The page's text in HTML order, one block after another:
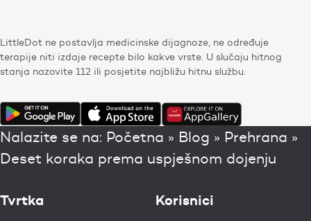
LittleDot ne postavlja medicinske dijagnoze, ne određuje
terapije niti izdaje recepte bilo kakve vrste. U slučaju hitnog
stanja nazovite 112 ili posjetite najbližu hitnu službu.
Nalazite se na: Početna » Blog » Prehrana »
Deset koraka prema uspješnom dojenju
Tvrtka Korisnici